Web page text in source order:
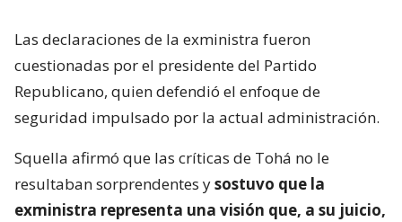
Las declaraciones de la exministra fueron
cuestionadas por el presidente del Partido
Republicano, quien defendió el enfoque de
seguridad impulsado por la actual administración.
Squella afirmó que las críticas de Tohá no le
resultaban sorprendentes ysostuvo que la
exministra representa una visión que, a su juicio,